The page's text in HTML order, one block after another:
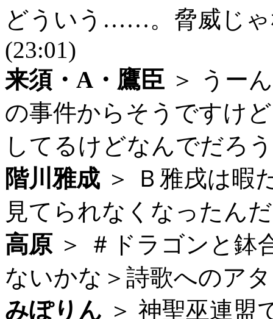
どういう……。脅威じ
(23:01)
来須・A・鷹臣 ＞ うー
の事件からそうですけ
してるけどなんでだろ
階川雅成 ＞ Ｂ雅戌は暇
見てられなくなったん
高原 ＞ ＃ドラゴンと鉢
ないかな＞詩歌へのア
みぽりん ＞ 神聖巫連盟